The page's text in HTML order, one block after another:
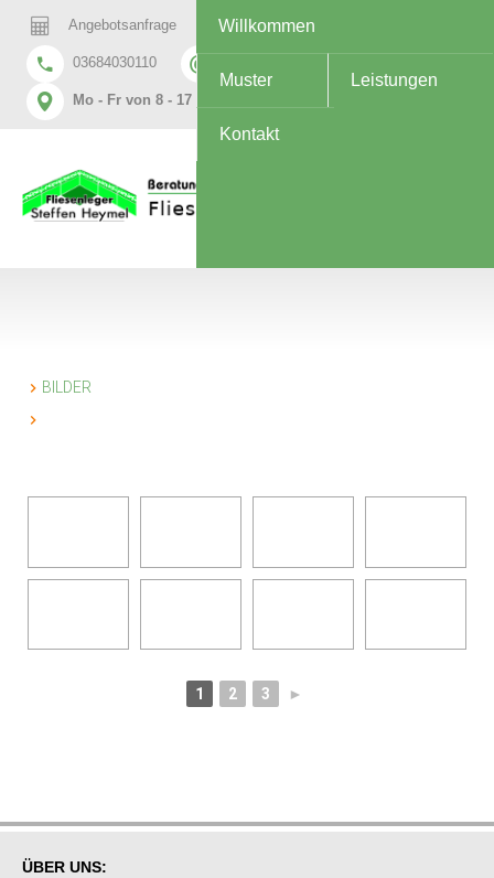
Angebotsanfrage Terminanfrage
03684030110
Mo - Fr von 8 - 17 Uhr
Willkommen
Muster Leistungen
Kontakt
BILDER
1 2 3 ►
ÜBER UNS: